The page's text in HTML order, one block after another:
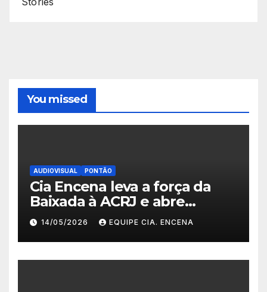
You missed
AUDIOVISUAL PONTÃO
Cia Encena leva a força da
Baixada à ACRJ e abre
inscrições para a 2ª turma do
Fazendo Meu Primeiro Filme”
em Nova Iguaçu
14/05/2026 EQUIPE CIA. ENCENA